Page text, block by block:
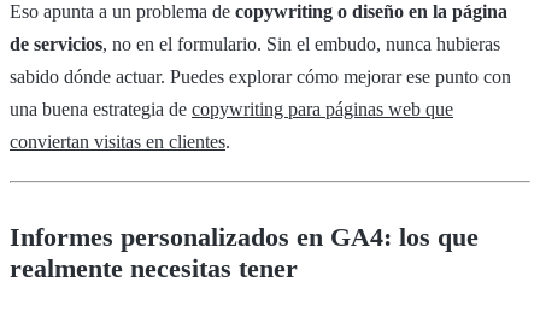
Eso apunta a un problema de copywriting o diseño en la página
de servicios, no en el formulario. Sin el embudo, nunca hubieras
sabido dónde actuar. Puedes explorar cómo mejorar ese punto con
una buena estrategia de copywriting para páginas web que
conviertan visitas en clientes.
Informes personalizados en GA4: los que
realmente necesitas tener